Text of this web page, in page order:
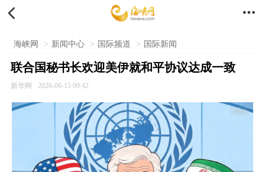
 
海峡网 > 新闻中心 > 国际频道 > 国际新闻
联合国秘书长欢迎美伊就和平协议达成一致
新华网 2026-06-15 09:42